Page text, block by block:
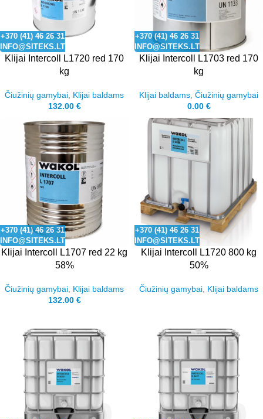
+370 (41) 46 26 31
INFO@SITEKS.LT
Klijai Intercoll L1720 red 170
kg
Čiužinių gamybai Klijai baldams
132.00 €
+370 (41) 46 26 31
INFO@SITEKS.LT
Klijai Intercoll L1703 red 170
kg
Klijai baldams Čiužinių gamybai
0.00 €
+370 (41) 46 26 31
INFO@SITEKS.LT
Klijai Intercoll L1707 red 22 kg
58%
Čiužinių gamybai Klijai baldams
132.00 €
+370 (41) 46 26 31
INFO@SITEKS.LT
Klijai Intercoll L1720 800 kg
50%
Čiužinių gamybai Klijai baldams